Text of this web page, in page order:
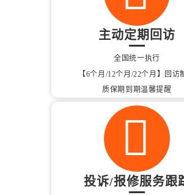
主动定期回访
全国统一执行
【6个月/12个月/22个月】回访
质保期到期温馨提醒
投诉/报修服务跟